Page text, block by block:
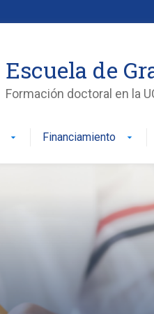
Escuela de
Formación doctoral en la
Financiamiento